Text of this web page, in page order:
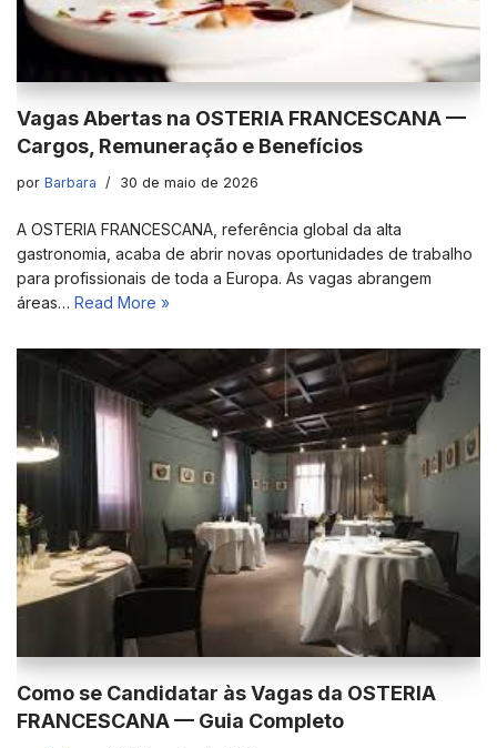
Vagas Abertas na OSTERIA FRANCESCANA —
Cargos, Remuneração e Benefícios
por Barbara 30 de maio de 2026
A OSTERIA FRANCESCANA, referência global da alta
gastronomia, acaba de abrir novas oportunidades de trabalho
para profissionais de toda a Europa. As vagas abrangem
áreas… Read More »
Como se Candidatar às Vagas da OSTERIA
FRANCESCANA — Guia Completo